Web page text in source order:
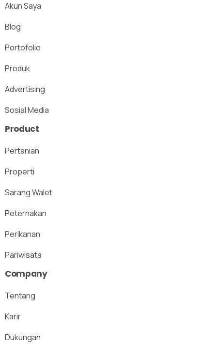
Akun Saya
Blog
Portofolio
Produk
Advertising
Sosial Media
Product
Pertanian
Properti
Sarang Walet
Peternakan
Perikanan
Pariwisata
Company
Tentang
Karir
Dukungan